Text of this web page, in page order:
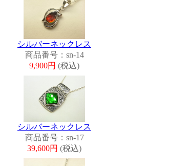
シルバーネックレス
商品番号：sn-14
9,900円 (税込)
シルバーネックレス
商品番号：sn-17
39,600円 (税込)